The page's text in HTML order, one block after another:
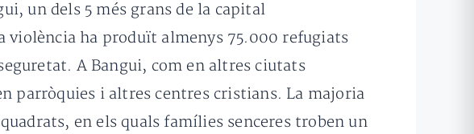
un dels 5 més grans de la capital
violència ha produït almenys 75.000 refugiats
A Bangui, com en altres ciutats
parròquies i altres centres cristians. La majoria
en els quals famílies senceres troben un